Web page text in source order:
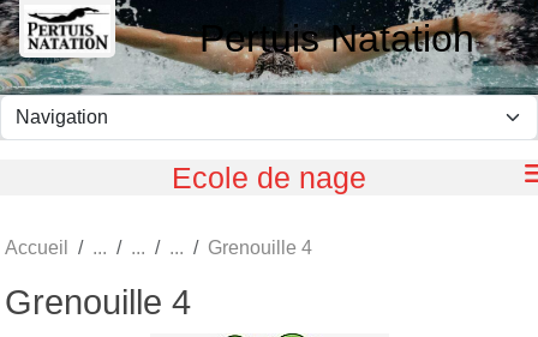
Pertuis Natation
Ecole de nage
Accueil Grenouille 4
Grenouille 4
Panneau de gestion des cookies